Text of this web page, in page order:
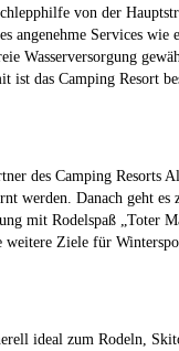
von der
angenehme Services
Wasserversorgung
ist das Camping Resort
des Camping Resorts
werden. Danach geht
mit Rodelspaß
Ziele für
ideal zum Rodeln,